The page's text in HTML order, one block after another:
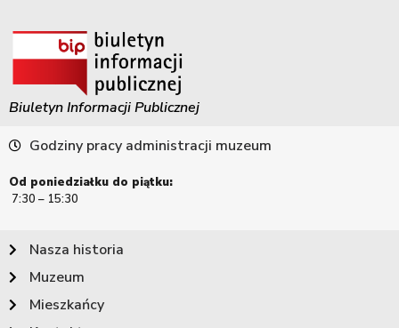
Biuletyn Informacji Publicznej
Godziny pracy administracji muzeum
Od poniedziałku do piątku:
7:30 – 15:30
Nasza historia
Muzeum
Mieszkańcy